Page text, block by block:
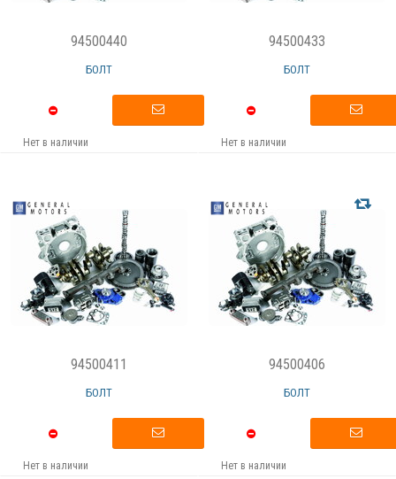
94500440
БОЛТ
Нет в наличии
94500433
БОЛТ
Нет в наличии
94500411
БОЛТ
Нет в наличии
94500406
БОЛТ
Нет в наличии